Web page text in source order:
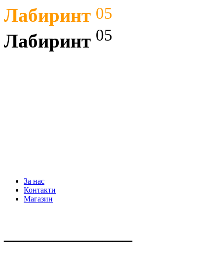
Лабиринт 05
Лабиринт 05
За нас
Контакти
Магазин